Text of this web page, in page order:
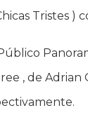
Tristes )
, de Adrian